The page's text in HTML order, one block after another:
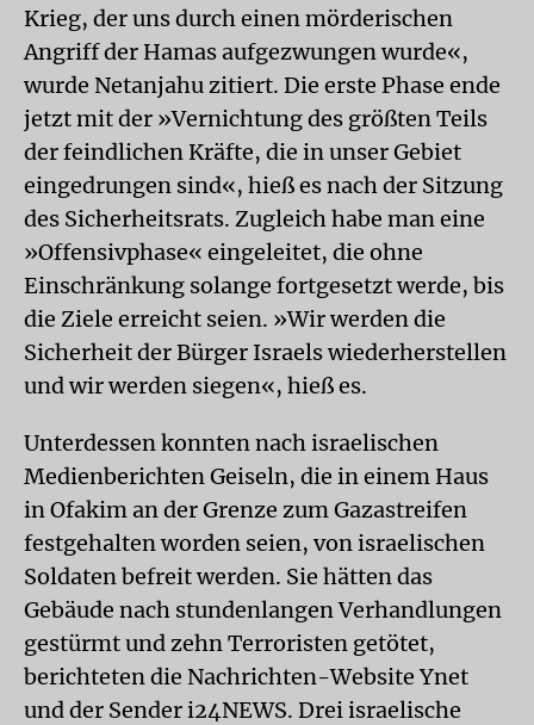
Krieg, der uns durch einen mörderischen
Angriff der Hamas aufgezwungen wurde«,
wurde Netanjahu zitiert. Die erste Phase ende
jetzt mit der »Vernichtung des größten Teils
der feindlichen Kräfte, die in unser Gebiet
eingedrungen sind«, hieß es nach der Sitzung
des Sicherheitsrats. Zugleich habe man eine
»Offensivphase« eingeleitet, die ohne
Einschränkung solange fortgesetzt werde, bis
die Ziele erreicht seien. »Wir werden die
Sicherheit der Bürger Israels wiederherstellen
und wir werden siegen«, hieß es.
Unterdessen konnten nach israelischen
Medienberichten Geiseln, die in einem Haus
in Ofakim an der Grenze zum Gazastreifen
festgehalten worden seien, von israelischen
Soldaten befreit werden. Sie hätten das
Gebäude nach stundenlangen Verhandlungen
gestürmt und zehn Terroristen getötet,
berichteten die Nachrichten-Website Ynet
und der Sender i24NEWS. Drei israelische